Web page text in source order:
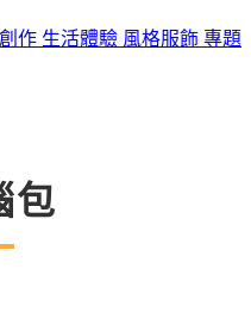
作 生活體驗 風格服飾 專題
包